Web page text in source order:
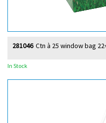
Ctn à 25 window bag
281046
In Stock